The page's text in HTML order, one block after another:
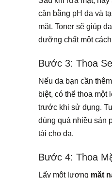
cân bằng pH da và
mặt. Toner sẽ giúp
dưỡng chất một
Bước 3: Thoa
Nếu da bạn cần
biệt, có thể thoa một
trước khi sử dụng.
dùng quá nhiều sản
tải cho da.
Bước 4: Thoa
Lấy một lượng mặt